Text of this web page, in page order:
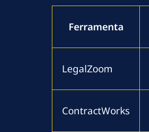
Ferramenta
LegalZoom
ContractWorks